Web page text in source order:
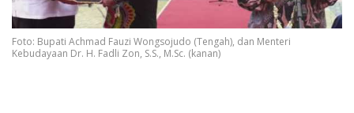
Foto: Bupati Achmad Fauzi Wongsojudo (Tengah), dan Menteri
Kebudayaan Dr. H. Fadli Zon, S.S., M.Sc. (kanan)